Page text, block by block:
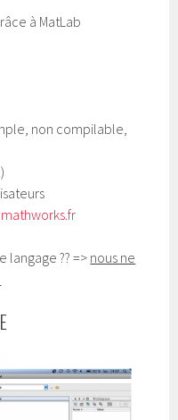
à MatLab
non compilable,
mathworks.fr
langage ?? => nous ne